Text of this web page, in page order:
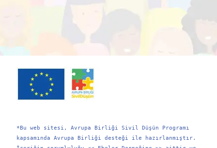
*Bu web sitesi, Avrupa Birliği Sivil Düşün Programı
kapsamında Avrupa Birliği desteği ile hazırlanmıştır.